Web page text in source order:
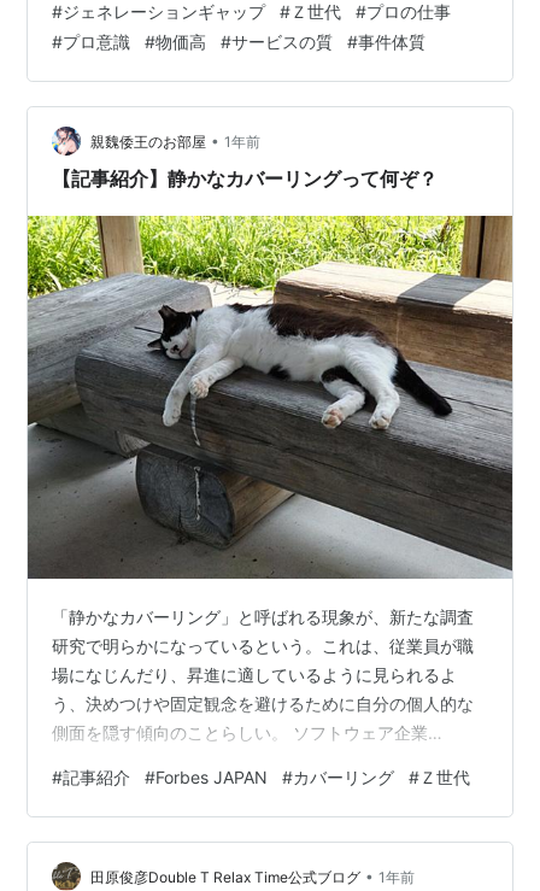
る。 予約をしてあったので、行った時は見覚えのある中
年(❓)のスタッフが笑顔で迎えてくれた。 作業には約１時
間かかるから「１時間後までには戻って来ます」と伝え
て、近所をウォーキング。 時刻より少し早めに戻って、
スタンドの待合室で座っていると、次の客が来たよう
だ。ベテランスタッフが「◯◯時のご予約…
#ジェネレーションギャップ #Ｚ世代 #プロの仕事
#プロ意識 #物価高 #サービスの質 #事件体質
親魏倭王のお部屋 • 1年前
【記事紹介】静かなカバーリングって何ぞ？
「静かなカバーリング」と呼ばれる現象が、新たな調査
研究で明らかになっているという。これは、従業員が職
場になじんだり、昇進に適しているように見られるよ
う、決めつけや固定観念を避けるために自分の個人的な
側面を隠す傾向のことらしい。 ソフトウェア企業
2000人を対象に行った調査では、「静かなカバーリン
グ」を今日の労働力における静かな危機と呼んでいると
いう。調査によると、調査参加者の58％が決めつけを避
けるために知識・能力不足を表に見せない「スキル隠
#記事紹介 #Forbes JAPAN #カバーリング #Ｚ世代
田原俊彦Double T Relax Time公式ブログ • 1年前